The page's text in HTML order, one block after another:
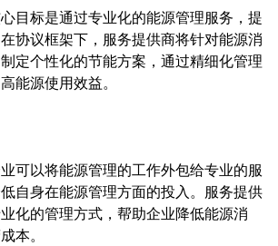
目标是通过专业化的能源管理服务，提
协议框架下，服务提供商将针对能源消
定个性化的节能方案，通过精细化管理
能源使用效益。
可以将能源管理的工作外包给专业的服
自身在能源管理方面的投入。服务提供
化的管理方式，帮助企业降低能源消
本。